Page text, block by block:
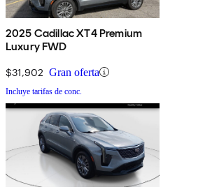
2025 Cadillac XT4 Premium
Luxury FWD
$31,902 Gran oferta
Incluye tarifas de conc.